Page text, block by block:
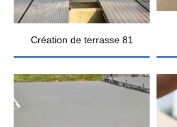
Création de terrasse 81